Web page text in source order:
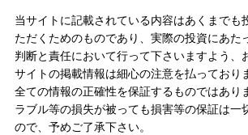
当サイトに記載されている内容はあくまでも
ただくためのものであり、実際の投資にあた
判断と責任において行って下さいますよう、
サイトの掲載情報は細心の注意を払っており
全ての情報の正確性を保証するものではあり
ラブル等の損失が被っても損害等の保証は一
ので、予めご了承下さい。